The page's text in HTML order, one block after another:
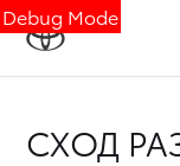
Debug Mode
СХОД